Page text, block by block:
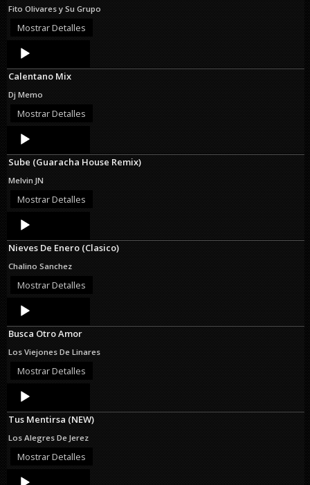
Fito Olivares y Su Grupo
Mostrar Detalles
Audio
Player
Calentano Mix
Dj Memo
Mostrar Detalles
Audio
Player
Sube (Guaracha House Remix)
Melvin JN
Mostrar Detalles
Audio
Player
Nieves De Enero (Clasico)
Chalino Sanchez
Mostrar Detalles
Audio
Player
Busca Otro Amor
Los Viejones De Linares
Mostrar Detalles
Audio
Player
Tus Mentirsa (NEW)
Los Alegres De Jerez
Mostrar Detalles
Audio